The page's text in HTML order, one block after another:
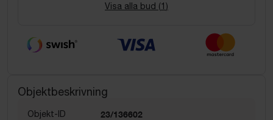
Visa alla bud (1 )
Objektbeskrivning
Objekt-ID 23/136602